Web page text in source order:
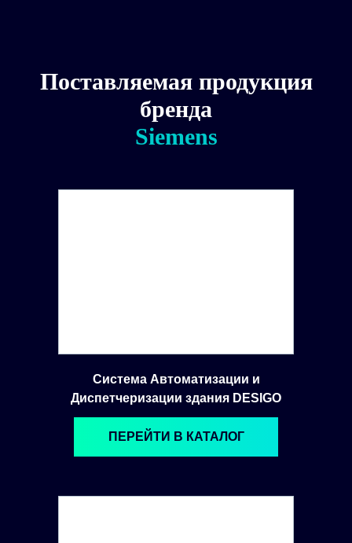
Поставляемая продукция
бренда
Siemens
Система Автоматизации и
Диспетчеризации здания DESIGO
ПЕРЕЙТИ В КАТАЛОГ